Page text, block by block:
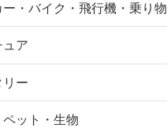
ー・バイク・飛行機・乗り物
ュア
リー
ット・生物